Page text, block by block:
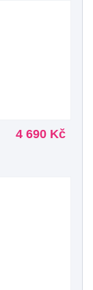
4 690 Kč